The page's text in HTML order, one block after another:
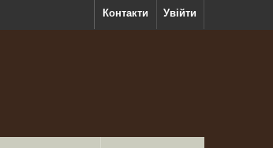
Увійти
Контакти